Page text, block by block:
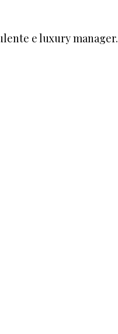
e luxury manager.